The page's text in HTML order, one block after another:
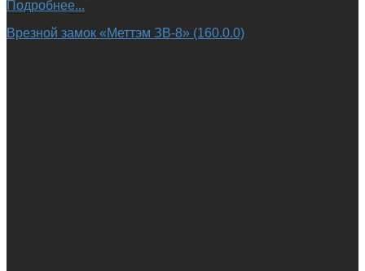
Подробнее...
Врезной замок «Меттэм ЗВ-8» (160.0.0)